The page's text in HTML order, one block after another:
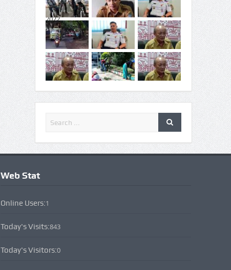
Web Stat
Online Users:1
Today's Visits:843
Today's Visitors:0